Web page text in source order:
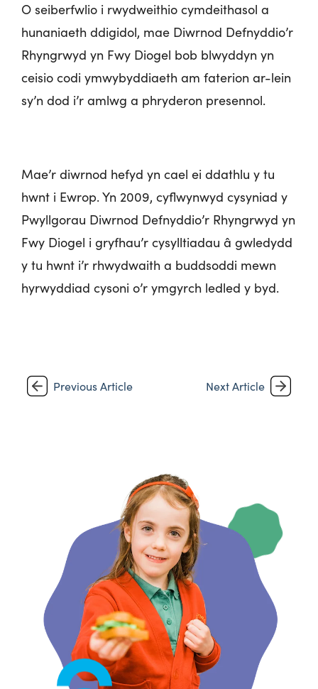
O seiberfwlio i rwydweithio cymdeithasol a
hunaniaeth ddigidol, mae Diwrnod Defnyddio’r
Rhyngrwyd yn Fwy Diogel bob blwyddyn yn
ceisio codi ymwybyddiaeth am faterion ar-lein
sy’n dod i’r amlwg a phryderon presennol.
Mae’r diwrnod hefyd yn cael ei ddathlu y tu
hwnt i Ewrop. Yn 2009, cyflwynwyd cysyniad y
Pwyllgorau Diwrnod Defnyddio’r Rhyngrwyd yn
Fwy Diogel i gryfhau’r cysylltiadau â gwledydd
y tu hwnt i’r rhwydwaith a buddsoddi mewn
hyrwyddiad cysoni o’r ymgyrch ledled y byd.
Previous Article Next Article